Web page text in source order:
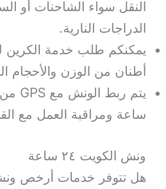
النقل سواء الشاحنات أو
الدراجات النارية.
يمكنكم طلب خدمة الكرين
أطنان من الوزن والأحجام
ساعة ومراقبة العمل مع
ونش الكويت ٢٤ ساعة